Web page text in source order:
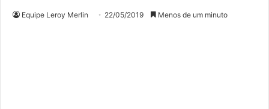
Equipe Leroy Merlin 22/05/2019 Menos de um minuto